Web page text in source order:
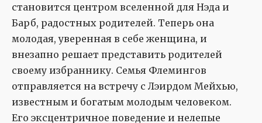
становится центром вселенной для Нэда и
Барб, радостных родителей. Теперь она
молодая, уверенная в себе женщина, и
внезапно решает представить родителей
своему избраннику. Семья Флемингов
отправляется на встречу с Лэирдом Мейхью,
известным и богатым молодым человеком.
Его эксцентричное поведение и нелепые